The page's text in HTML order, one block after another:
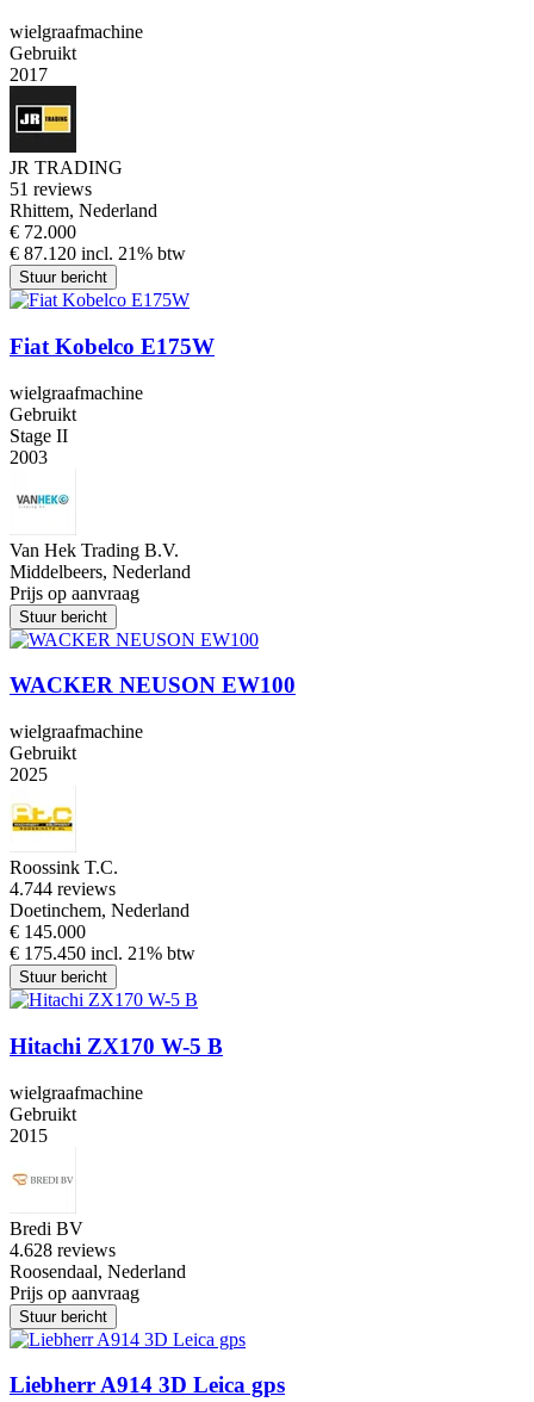
wielgraafmachine
Gebruikt
2017
JR TRADING
51 reviews
Rhittem, Nederland
€ 72.000
€ 87.120 incl. 21% btw
Stuur bericht
Fiat Kobelco E175W
wielgraafmachine
Gebruikt
Stage II
2003
Van Hek Trading B.V.
Middelbeers, Nederland
Prijs op aanvraag
Stuur bericht
WACKER NEUSON EW100
wielgraafmachine
Gebruikt
2025
Roossink T.C.
4.744 reviews
Doetinchem, Nederland
€ 145.000
€ 175.450 incl. 21% btw
Stuur bericht
Hitachi ZX170 W-5 B
wielgraafmachine
Gebruikt
2015
Bredi BV
4.628 reviews
Roosendaal, Nederland
Prijs op aanvraag
Stuur bericht
Liebherr A914 3D Leica gps